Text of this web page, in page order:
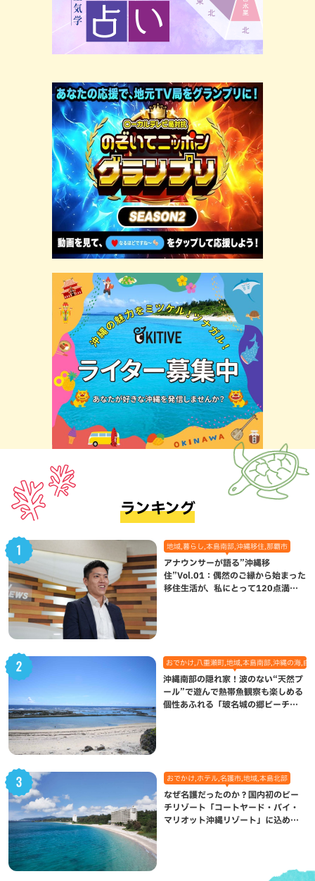
ランキング
地域,暮らし,本島南部,沖縄移住,那覇市
アナウンサーが語る”沖縄移
住”Vol.01：偶然のご縁から始まった
移住生活が、私にとって120点満点
おでかけ,八重瀬町,地域,本島南部,沖縄の海,自
沖縄南部の隠れ家！波のない“天然プ
ール”で遊んで熱帯魚観察も楽しめる
個性あふれる「玻名城の郷ビーチ」
おでかけ,ホテル,名護市,地域,本島北部
なぜ名護だったのか？国内初のビー
チリゾート「コートヤード・バイ・
マリオット沖縄リゾート」に込めら